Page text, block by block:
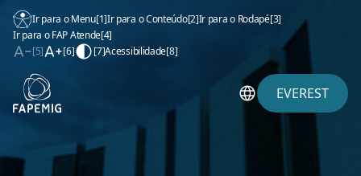
Ir para o Menu[1]Ir para o Conteúdo[2]Ir para o Rodapé[3]
Ir para o FAP Atende[4]
[5]
[6] [7]Acessibilidade[8]
EVEREST